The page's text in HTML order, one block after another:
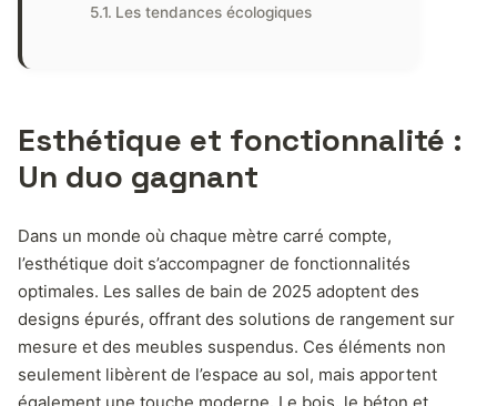
Les tendances écologiques
Esthétique et fonctionnalité :
Un duo gagnant
Dans un monde où chaque mètre carré compte,
l’esthétique doit s’accompagner de fonctionnalités
optimales. Les salles de bain de 2025 adoptent des
designs épurés, offrant des solutions de rangement sur
mesure et des meubles suspendus. Ces éléments non
seulement libèrent de l’espace au sol, mais apportent